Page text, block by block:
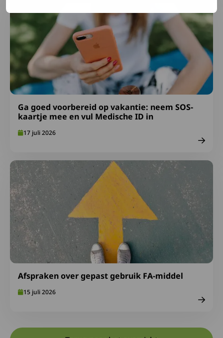
Ga goed voorbereid op vakantie: neem SOS-
kaartje mee en vul Medische ID in
17 juli 2026
Afspraken over gepast gebruik FA-middel
15 juli 2026
Lees meer over Afspraken over gepast gebruik FA-